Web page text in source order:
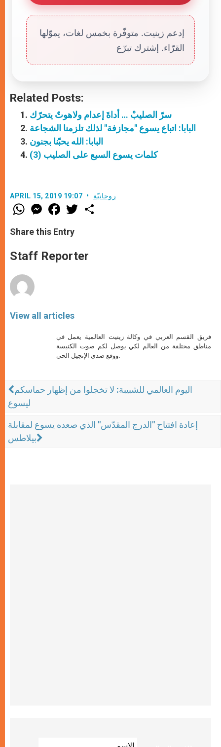
إدعم زينيت. متوفّرة بخمس لغات، يموّلها
القرّاء. إشترك تبرّع
Related Posts:
سرّ الصليبْ … أداةَ إعدام ولاهوتٌ يتحرّك
البابا: اتباع يسوع "مجازفة" لذلك تلزمنا الشجاعة
البابا: الله يحبّنا بجنون
كلمات يسوع السبع على الصليب (3)
APRIL 15, 2019 19:07 روحانيّة
W
h
t
s
p
p
M
e
s
e
g
e
F
a
e
b
o
k
w
r
Share this Entry
Staff Reporter
View all articles
فريق القسم العربي في وكالة زينيت العالمية يعمل في
مناطق مختلفة من العالم لكي يوصل لكم صوت الكنيسة
ووقع صدى الإنجيل الحي.
اليوم العالمي للشبيبة: لا تخجلوا من إظهار حماسكم
ليسوع
إعادة افتتاح "الدرج المقدّس" الذي صعده يسوع لمقابلة
بيلاطس